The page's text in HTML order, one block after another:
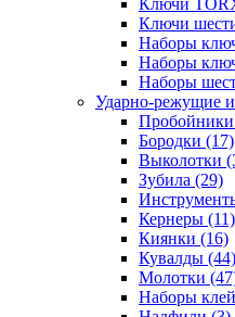
Ключи
Ключи
Наборы
Наборы
Наборы
Ударно-режущие
Пробойники
Бородки (17)
Выколотки
Зубила (29)
Кернеры (11)
Киянки (16)
Кувалды (44)
Молотки
Наборы